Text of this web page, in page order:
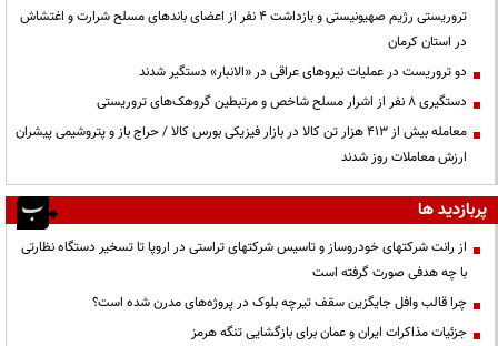
تروریستی رژیم صهیونیستی و بازداشت ۴ نفر از اعضای باندهای مسلح شرارت و اغتشاش
در استان کرمان
دو تروریست در عملیات نیروهای عراقی در «الانبار» دستگیر شدند
دستگیری ۸ نفر از اشرار مسلح شاخص و مرتبطین گروهک‌های تروریستی
معامله بیش از ۴۱۳ هزار تن کالا در بازار فیزیکی بورس کالا / حراج باز و پتروشیمی پیشران
ارزش معاملات روز شدند
پربازدید ها
از رانت‌ شرکتهای خودروساز و تاسیس شرکتهای تراستی در اروپا تا تسخیر دستگاه نظارتی
با چه هدفی صورت گرفته است
چرا قالب وافل جایگزین سقف تیرچه بلوک در پروژه‌های مدرن شده است؟
جزئیات مذاکرات ایران و عمان برای بازگشایی تنگه هرمز